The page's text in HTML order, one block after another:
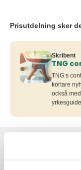
Prisutdelning sker
Skribent
TNG
TNG:s
kortare
också